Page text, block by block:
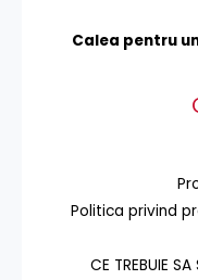
Calea pentru
Politica privind
CE TREBUIE